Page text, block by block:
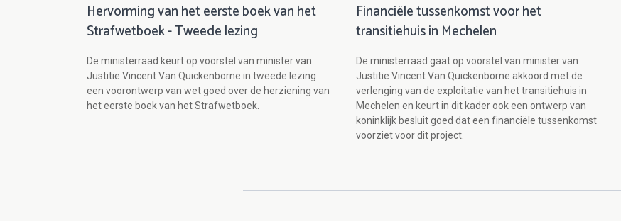
Hervorming van het eerste boek van het
Strafwetboek - Tweede lezing
De ministerraad keurt op voorstel van minister van
Justitie Vincent Van Quickenborne in tweede lezing
een voorontwerp van wet goed over de herziening van
het eerste boek van het Strafwetboek.
Financiële tussenkomst voor het
transitiehuis in Mechelen
De ministerraad gaat op voorstel van minister van
Justitie Vincent Van Quickenborne akkoord met de
verlenging van de exploitatie van het transitiehuis in
Mechelen en keurt in dit kader ook een ontwerp van
koninklijk besluit goed dat een financiële tussenkomst
voorziet voor dit project.